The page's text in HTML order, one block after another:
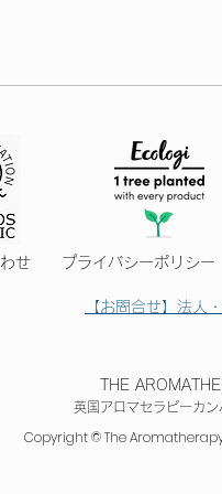
わせ プライバシーポリ
THE
英国アロマセラピーカ
【お問合せ】法人
Copyright © The